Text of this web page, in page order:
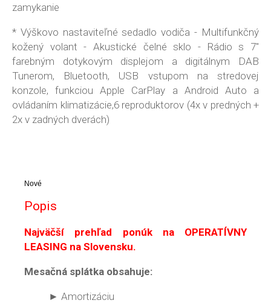
zamykanie
* Výškovo nastaviteľné sedadlo vodiča - Multifunkčný
kožený volant - Akustické čelné sklo - Rádio s 7"
farebným dotykovým displejom a digitálnym DAB
Tunerom, Bluetooth, USB vstupom na stredovej
konzole, funkciou Apple CarPlay a Android Auto a
ovládaním klimatizácie,6 reproduktorov (4x v predných +
2x v zadných dverách)
Nové
Popis
Najväčší prehľad ponúk na OPERATÍVNY
LEASING na Slovensku.
Mesačná splátka obsahuje:
► Amortizáciu